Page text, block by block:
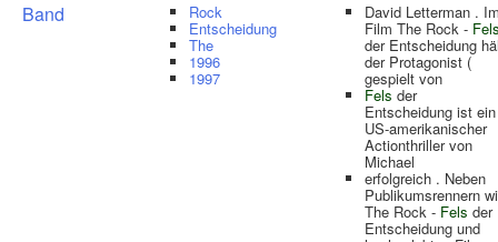
Band Rock
Entscheidung
The
1996
1997
David Letterman .
Film The Rock -
der Entscheidung
der Protagonist (
gespielt von
Fels der
Entscheidung ist ein
US-amerikanischer
Actionthriller von
Michael
erfolgreich . Neben
Publikumsrennern
The Rock - Fels der
Entscheidung und